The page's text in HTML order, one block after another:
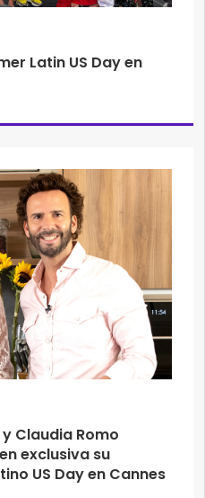
Latin US Day en
Claudia Romo
exclusiva su
US Day en Cannes